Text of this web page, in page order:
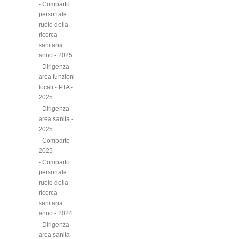
- Comparto
personale
ruolo della
ricerca
sanitaria
anno - 2025
- Dirigenza
area funzioni
locali - PTA -
2025
- Dirigenza
area sanità -
2025
- Comparto
2025
- Comparto
personale
ruolo della
ricerca
sanitaria
anno - 2024
- Dirigenza
area sanità -